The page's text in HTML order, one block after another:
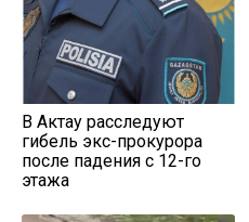
В Актау расследуют
гибель экс-прокурора
после падения с 12-го
этажа